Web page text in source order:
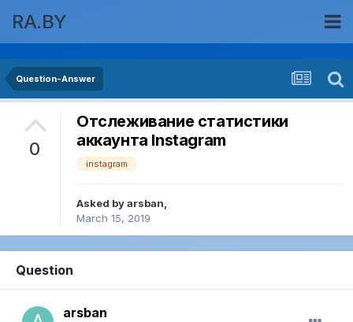
RA.BY
Question-Answer
0
Отслеживание статистики
аккаунта Instagram
instagram
Asked byarsban,
March 15, 2019
Question
arsban